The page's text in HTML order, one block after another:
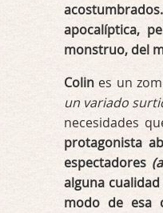
apocalíptica,
monstruo, del
Colin es un
un variado
necesidades
protagonista
espectadores
alguna
modo de esa